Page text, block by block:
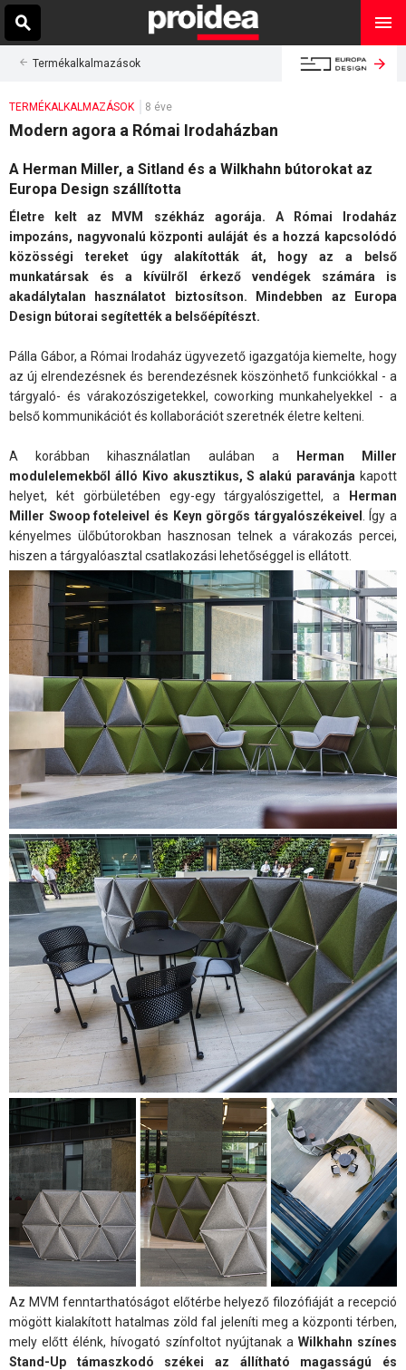
Termékalkalmazások
TERMÉKALKALMAZÁSOK 8 éve
Modern agora a Római Irodaházban
A Herman Miller, a Sitland és a Wilkhahn bútorokat az
Europa Design szállította
Életre kelt az MVM székház agorája. A Római Irodaház
impozáns, nagyvonalú központi auláját és a hozzá kapcsolódó
közösségi tereket úgy alakították át, hogy az a belső
munkatársak és a kívülről érkező vendégek számára is
akadálytalan használatot biztosítson. Mindebben az Europa
Design bútorai segítették a belsőépítészt.
Pálla Gábor, a Római Irodaház ügyvezető igazgatója kiemelte, hogy
az új elrendezésnek és berendezésnek köszönhető funkciókkal - a
tárgyaló- és várakozószigetekkel, coworking munkahelyekkel - a
belső kommunikációt és kollaborációt szeretnék életre kelteni.
A korábban kihasználatlan aulában a
Herman Miller
modulelemekből álló Kivo akusztikus, S alakú paravánja kapott
helyet, két görbületében egy-egy tárgyalószigettel, a
Herman
Miller Swoop foteleivel és Keyn görgős tárgyalószékeivel
. Így a
kényelmes ülőbútorokban hasznosan telnek a várakozás percei,
hiszen a tárgyalóasztal csatlakozási lehetőséggel is ellátott.
Az MVM fenntarthatóságot előtérbe helyező filozófiáját a recepció
mögött kialakított hatalmas zöld fal jeleníti meg a központi térben,
mely előtt élénk, hívogató színfoltot nyújtanak a Wilkhahn színes
Stand-Up támaszkodó székei az állítható magasságú és